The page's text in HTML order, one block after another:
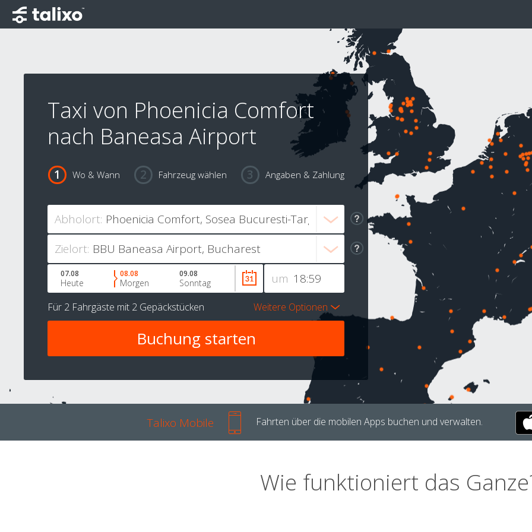
Taxi von Phoenicia Comfort
nach Baneasa Airport
Wo & Wann Fahrzeug wählen Angaben & Zahlung
Abholort:
Zielort:
um
07.08
Heute
08.08
Morgen
09.08
Sonntag
Für 2 Fahrgäste mit 2 Gepäckstücken Weitere Optionen
Talixo Mobile Fahrten über die mobilen Apps buchen und verwalten.
Wie funktioniert das